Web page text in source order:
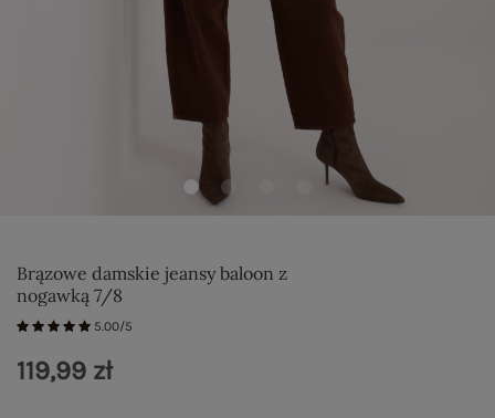
Brązowe damskie jeansy baloon z
nogawką 7/8
5.00/5
119,99 zł